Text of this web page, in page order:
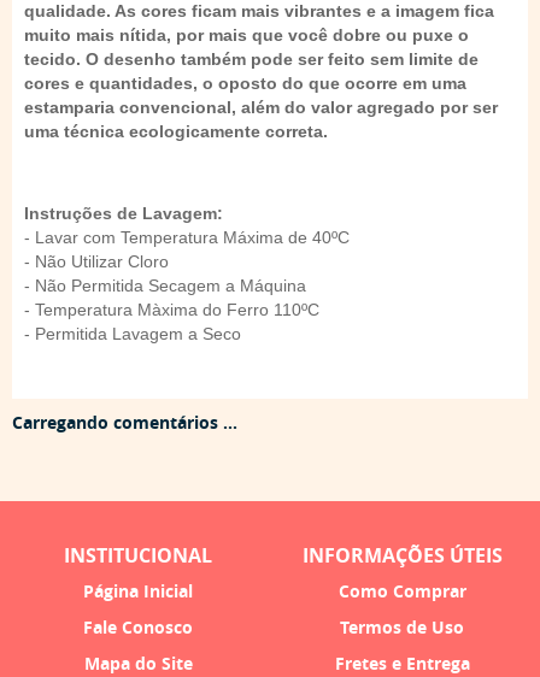
qualidade. As cores ficam mais vibrantes e a imagem fica
muito mais nítida, por mais que você dobre ou puxe o
tecido. O desenho também pode ser feito sem limite de
cores e quantidades, o oposto do que ocorre em uma
estamparia convencional, além do valor agregado por ser
uma técnica ecologicamente correta.
Instruções de Lavagem:
- Lavar com Temperatura Máxima de 40ºC
- Não Utilizar Cloro
- Não Permitida Secagem a Máquina
- Temperatura Màxima do Ferro 110ºC
- Permitida Lavagem a Seco
Carregando comentários ...
INSTITUCIONAL
Página Inicial
Fale Conosco
Mapa do Site
INFORMAÇÕES ÚTEIS
Como Comprar
Termos de Uso
Fretes e Entrega